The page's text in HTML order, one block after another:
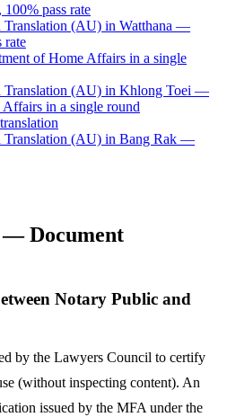
pass rate
(AU) in Watthana —
rate
of Home Affairs in a single
Translation (AU) in Khlong Toei —
in a single round
Translation (AU) in Bang Rak —
— Document
Notary Public and
by the Lawyers Council to certify
(without inspecting content). An
issued by the MFA under the